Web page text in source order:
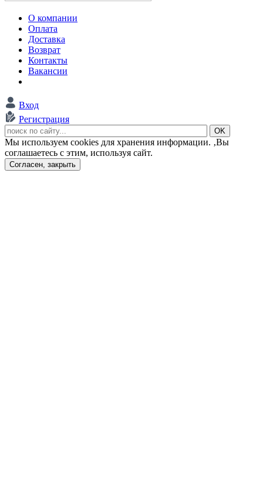
О компании
Оплата
Доставка
Возврат
Контакты
Вакансии
Вход
Регистрация
Мы используем cookies для хранения информации. ‚Вы
соглашаетесь с этим, используя сайт.
Согласен, закрыть